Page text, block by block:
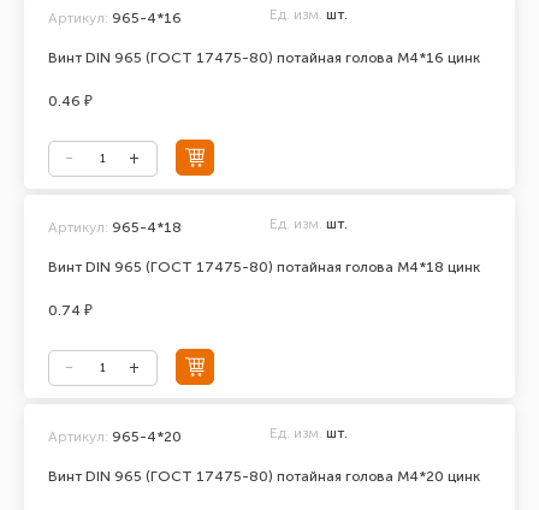
Винт DIN 965 (ГОСТ 17475-80) потайная голова М4*16 цинк
Артикул: 965-4*16 Ед. изм. шт.
0.46 ₽
Винт DIN 965 (ГОСТ 17475-80) потайная голова М4*18 цинк
Артикул: 965-4*18 Ед. изм. шт.
0.74 ₽
Винт DIN 965 (ГОСТ 17475-80) потайная голова М4*20 цинк
Артикул: 965-4*20 Ед. изм. шт.